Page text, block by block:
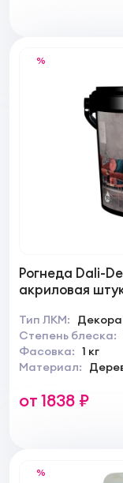
%
Рогнеда Dali-
акриловая
Тип ЛКМ:
Степень блеска:
Фасовка: 1 кг
Материал:
от 1838 ₽
%